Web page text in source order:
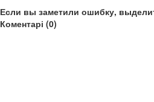
Если вы заметили ошибку,
Коментарі (0)